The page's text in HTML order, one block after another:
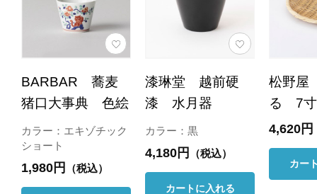
BARBAR 蕎麦
猪口大事典 色絵
カラー：エキゾチック
ショート
1,980円 （税込）
漆琳堂 越前硬
漆 水月器
カラー：黒
4,180円 （税込）
カートに入れる
松野
る 7寸
4,620円
カー